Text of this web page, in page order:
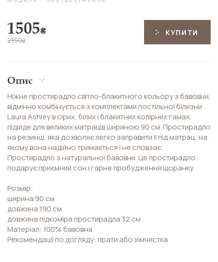
1505₴
2150₴
КУПИТИ
Опис
Ніжне простирадло світло-блакитного кольору з бавовни,
відмінно комбінується з комплектами постільної білизни
Laura Ashley в сірих, білих і блакитних колірних гамах,
підійде для великих матраців шириною 90 см. Простирадло
на резинці, яка дозволяє легко заправити її під матрац, на
якому вона надійно тримається і не сповзає.
Простирадло з натуральної бавовни. Це простирадло
подарує приємний сон і гарне пробудження щоранку.
Розмір:
ширина 90 см
довжина 190 см
довжина підкоміра простирадла 32 см
Матеріал: 100% бавовна
Рекомендації по догляду: прати або хімчистка